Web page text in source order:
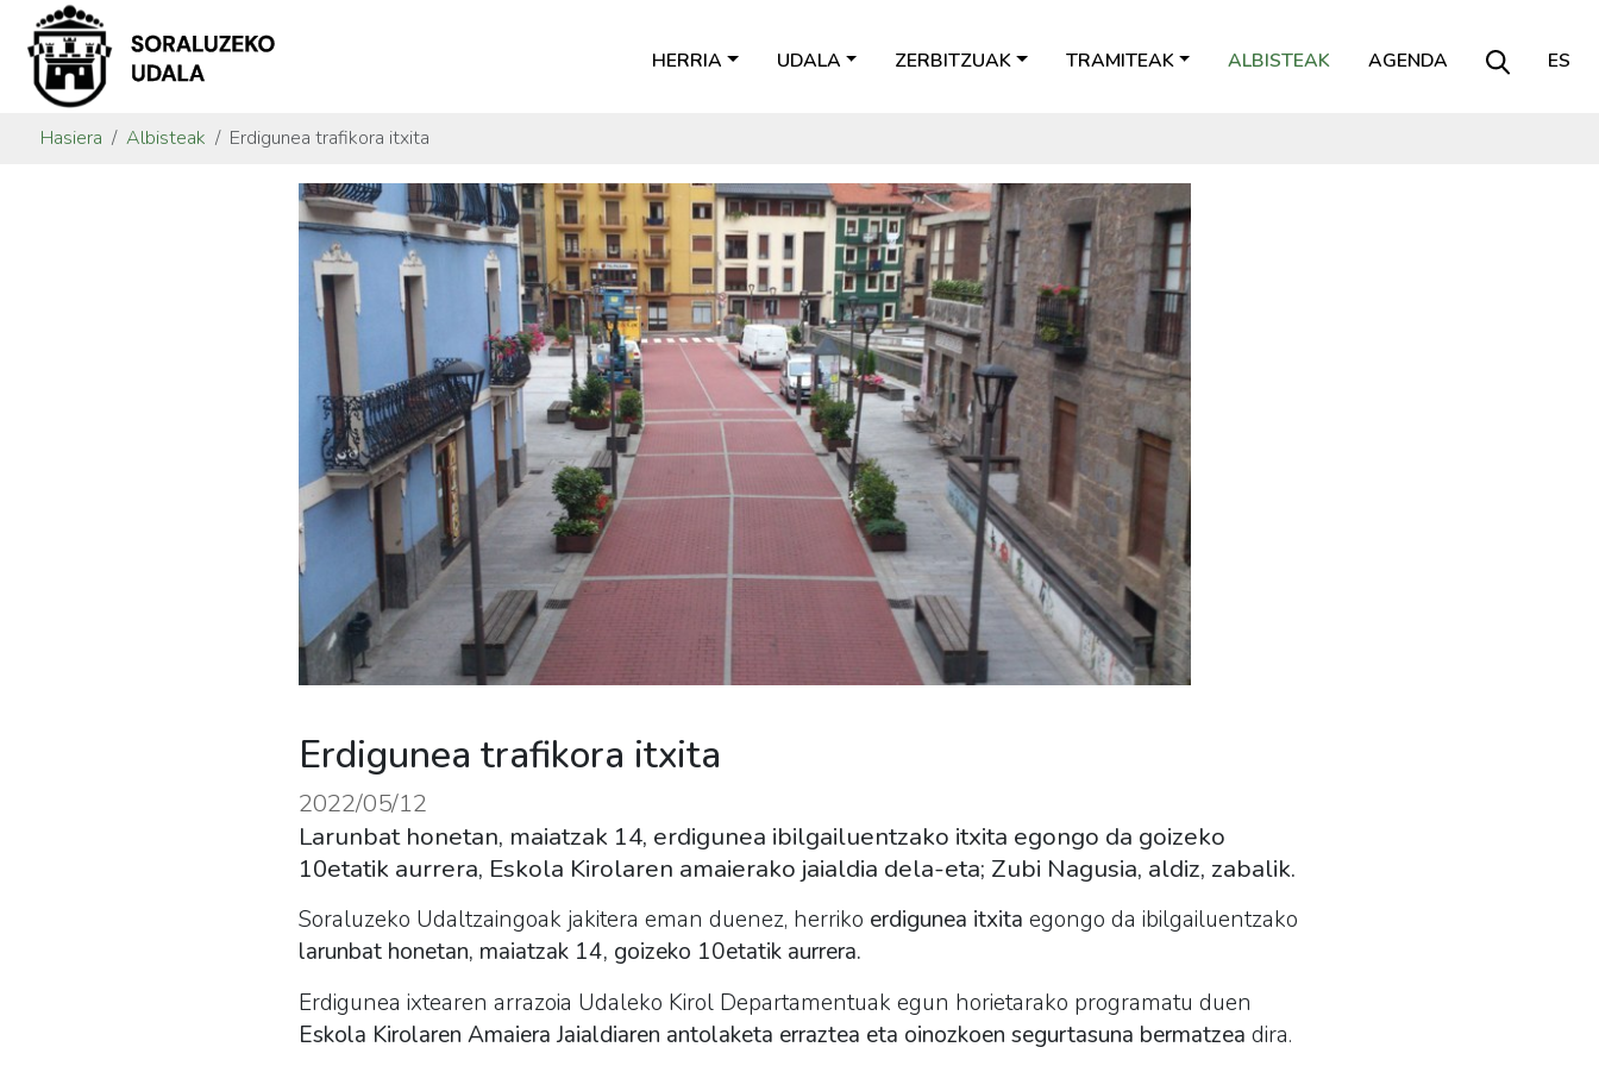
HERRIA UDALA ZERBITZUAK TRAMITEAK ALBISTEAK AGENDA ES
Hasiera Albisteak Erdigunea trafikora itxita
Erdigunea trafikora itxita
2022/05/12
Larunbat honetan, maiatzak 14, erdigunea ibilgailuentzako itxita egongo da goizeko
10etatik aurrera, Eskola Kirolaren amaierako jaialdia dela-eta; Zubi Nagusia, aldiz, zabalik.
Soraluzeko Udaltzaingoak jakitera eman duenez, herriko erdigunea itxita egongo da ibilgailuentzako
larunbat honetan, maiatzak 14, goizeko 10etatik aurrera.
Erdigunea ixtearen arrazoia Udaleko Kirol Departamentuak egun horietarako programatu duen
Eskola Kirolaren Amaiera Jaialdiaren antolaketa erraztea eta oinozkoen segurtasuna bermatzea dira.